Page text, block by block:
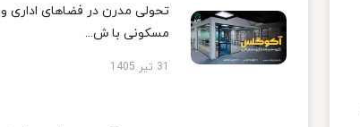
تحولی مدرن در فضاهای اداری و
مسکونی با ش...
31 تیر 1405